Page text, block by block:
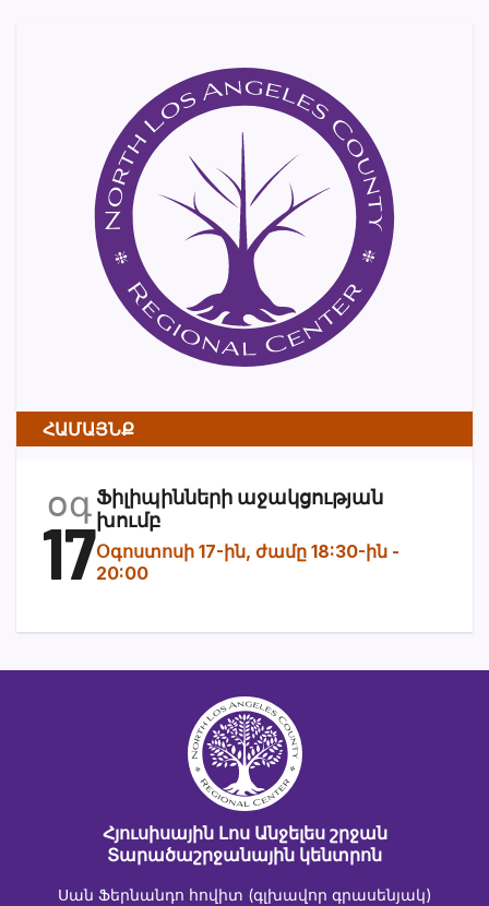
ՀԱՄԱՅՆՔ
օգ
17
Ֆիլիպինների աջակցության
խումբ
Օգոստոսի 17-ին, ժամը 18:30-ին -
20:00
Հյուսիսային Լոս Անջելես շրջան
Տարածաշրջանային կենտրոն
Սան Ֆերնանդո հովիտ (գլխավոր գրասենյակ)